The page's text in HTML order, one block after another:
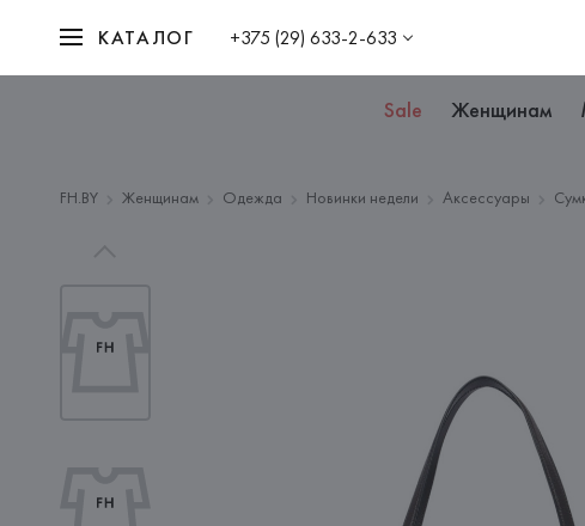
КАТАЛОГ +375 (29) 633-2-633
Sale Женщинам
FH.BY Женщинам Одежда Новинки недели Аксессуары